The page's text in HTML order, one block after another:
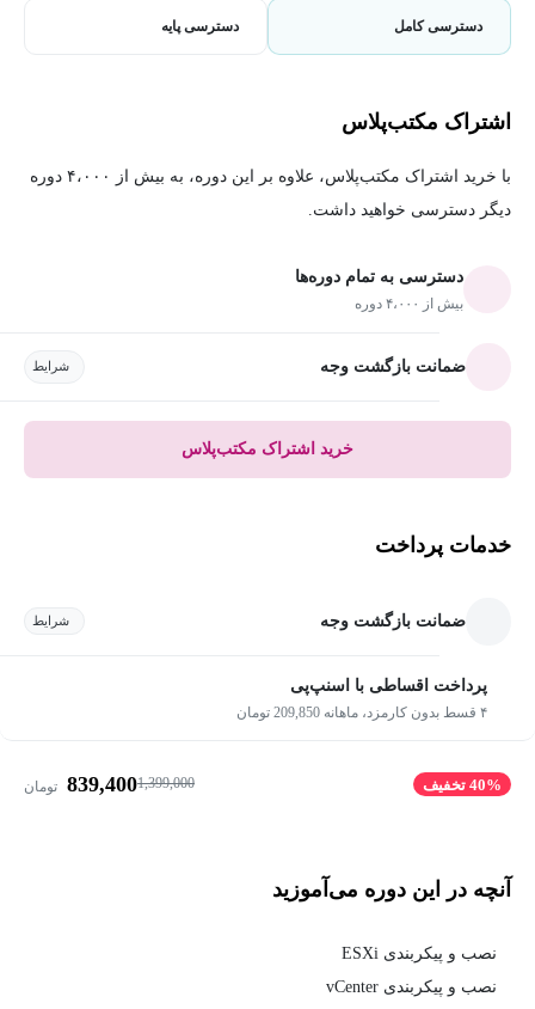
دسترسی کامل دسترسی پایه
اشتراک مکتب‌پلاس
با خرید اشتراک مکتب‌پلاس، علاوه بر این دوره، به بیش از ۴،۰۰۰ دوره
دیگر دسترسی خواهید داشت.
دسترسی به تمام دوره‌ها
بیش از ۴،۰۰۰ دوره
ضمانت بازگشت وجه شرایط
خرید اشتراک مکتب‌پلاس
خدمات پرداخت
ضمانت بازگشت وجه شرایط
پرداخت اقساطی با اسنپ‌پی
۴ قسط بدون کارمزد، ماهانه 209,850 تومان
40% تخفیف 1,399,000
839,400 تومان
آنچه در این دوره می‌آموزید
نصب و پیکربندی ESXi
نصب و پیکربندی vCenter